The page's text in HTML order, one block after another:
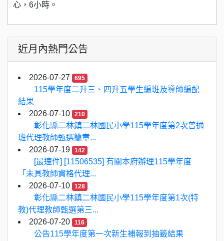
心，6小時。
近月內熱門公告
2026-07-27 695
115學年度二升三、四升五學生編班及導師編配
結果
2026-07-10
210
彰化縣二林鎮二林國民小學115學年度第2次普通
班代理教師甄選簡章...
2026-07-19
142
[最速件] [11506535] 有關本府辦理115學年度
「未具教師資格代理...
2026-07-10
128
彰化縣二林鎮二林國民小學115學年度第1次(特
教)代理教師甄選第三...
2026-07-20
116
公告115學年度第一次新生補報到抽籤結果